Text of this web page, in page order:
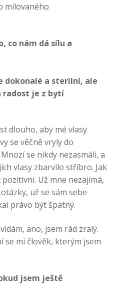
milovaného
co nám dá sílu a
dokonalé a sterilní, ale
radost je z bytí
dlouho, aby mé vlasy
se věčně vryly do
se nikdy nezasmáli, a
vlasy zbarvilo stříbro. Jak
Už mne nezajímá,
už se sám sebe
právo být špatný.
ano, jsem rád zralý.
se mi člověk, kterým jsem
jsem ještě